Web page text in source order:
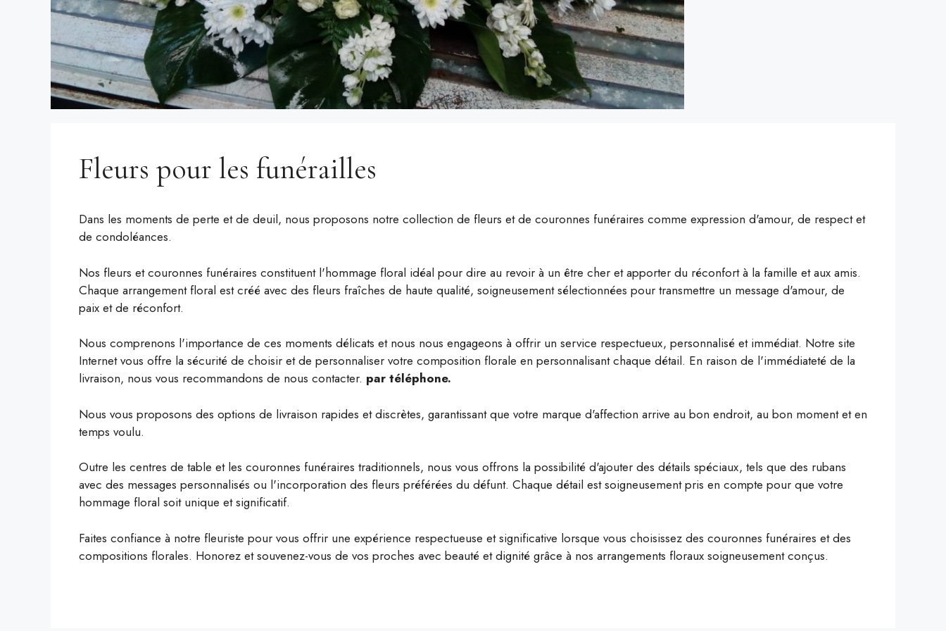
Fleurs pour les funérailles
Dans les moments de perte et de deuil, nous proposons notre collection de fleurs et de couronnes funéraires comme expression d'amour, de respect et
de condoléances.
Nos fleurs et couronnes funéraires constituent l'hommage floral idéal pour dire au revoir à un être cher et apporter du réconfort à la famille et aux amis.
Chaque arrangement floral est créé avec des fleurs fraîches de haute qualité, soigneusement sélectionnées pour transmettre un message d'amour, de
paix et de réconfort.
Nous comprenons l'importance de ces moments délicats et nous nous engageons à offrir un service respectueux, personnalisé et immédiat. Notre site
Internet vous offre la sécurité de choisir et de personnaliser votre composition florale en personnalisant chaque détail. En raison de l'immédiateté de la
livraison, nous vous recommandons de nous contacter. par téléphone.
Nous vous proposons des options de livraison rapides et discrètes, garantissant que votre marque d'affection arrive au bon endroit, au bon moment et en
temps voulu.
Outre les centres de table et les couronnes funéraires traditionnels, nous vous offrons la possibilité d'ajouter des détails spéciaux, tels que des rubans
avec des messages personnalisés ou l'incorporation des fleurs préférées du défunt. Chaque détail est soigneusement pris en compte pour que votre
hommage floral soit unique et significatif.
Faites confiance à notre fleuriste pour vous offrir une expérience respectueuse et significative lorsque vous choisissez des couronnes funéraires et des
compositions florales. Honorez et souvenez-vous de vos proches avec beauté et dignité grâce à nos arrangements floraux soigneusement conçus.